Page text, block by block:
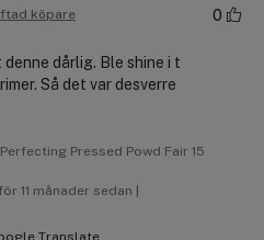
köpare 0
dårlig. Ble shine i t
Så det var desverre
Pressed Powd Fair 15
11 månader sedan |